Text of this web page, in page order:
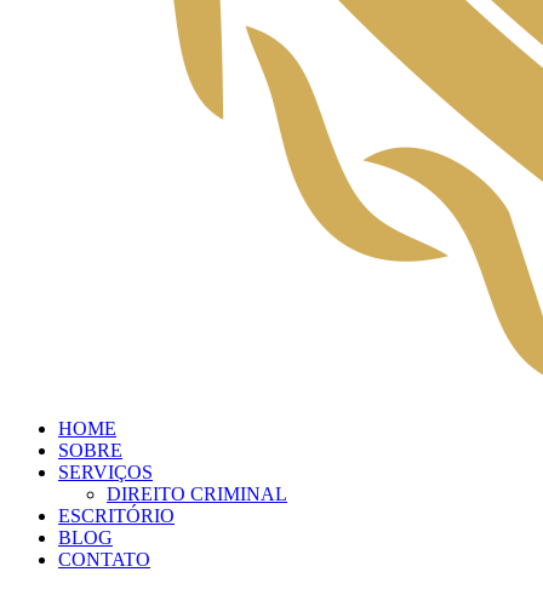
HOME
SOBRE
SERVIÇOS
DIREITO CRIMINAL
ESCRITÓRIO
BLOG
CONTATO